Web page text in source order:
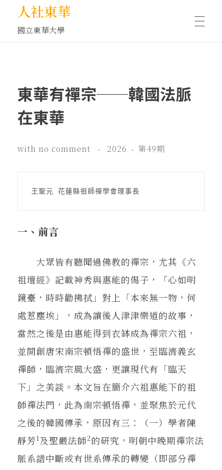
人社東華
國立東華大學
藝文空間
關鍵詞
東華風景
東華有禪宗──韓國法脈
在東華
with no comment 2026 第49期
王聖元 花蓮縣祖師禪學會理事長
一、前言
大眾皆有聽聞過佛教的禪宗，尤其《六
祖壇經》記載神秀與惠能的偈子，「心如明
鏡臺，時時勸拂拭」對上「本來無一物，何
處惹塵埃」，成為讓後人津津樂道的故事，
當然之後是由惠能得到衣缽成為禪宗六祖，
並開創唐宋南宗頓悟禪的盛世，至臨濟義玄
禪師，臨濟宗風大盛，更讓現代有「臨天
下」之美談。本文旨在簡介六祖惠能下的祖
師禪法門，此為南宗頓悟禪，並聚焦於元代
之後的韓國傳承，原因有三：（一）學者陳
靜芳1及聖嚴法師2的研究，明朝中晚期禪宗法
脈系譜中斷或有世系傳承的轉變（即部分禪